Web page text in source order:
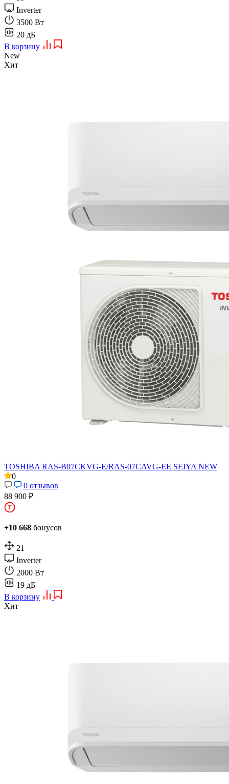
Inverter
3500 Вт
20 дБ
В корзину
New
Хит
TOSHIBA RAS-B07CKVG-E/RAS-07CAVG-EE SEIYA NEW
0
0 отзывов
88 900 ₽
+10 668 бонусов
21
Inverter
2000 Вт
19 дБ
В корзину
Хит